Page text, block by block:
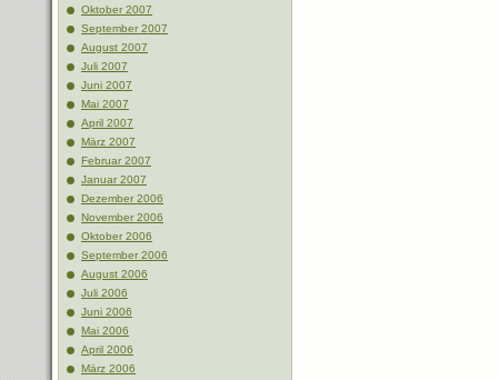
Oktober 2007
September 2007
August 2007
Juli 2007
Juni 2007
Mai 2007
April 2007
März 2007
Februar 2007
Januar 2007
Dezember 2006
November 2006
Oktober 2006
September 2006
August 2006
Juli 2006
Juni 2006
Mai 2006
April 2006
März 2006